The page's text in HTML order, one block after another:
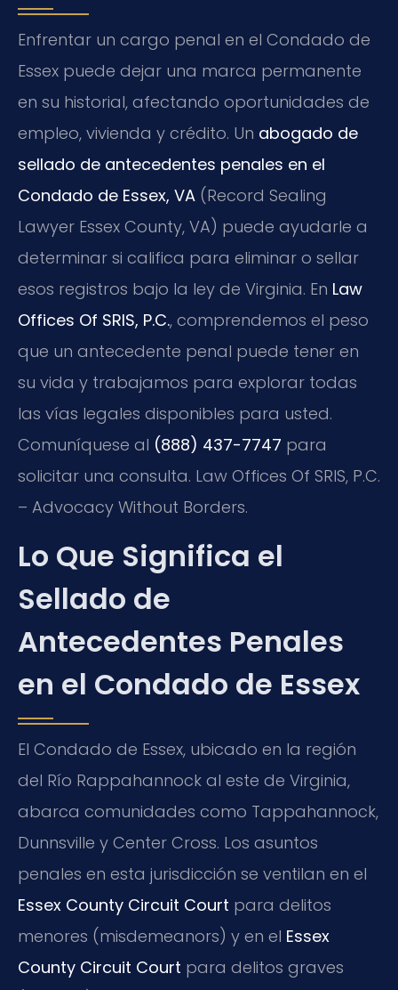
Enfrentar un cargo penal en el Condado de
Essex puede dejar una marca permanente
en su historial, afectando oportunidades de
empleo, vivienda y crédito. Un abogado de
sellado de antecedentes penales en el
Condado de Essex, VA (Record Sealing
Lawyer Essex County, VA) puede ayudarle a
determinar si califica para eliminar o sellar
esos registros bajo la ley de Virginia. En Law
Offices Of SRIS, P.C., comprendemos el peso
que un antecedente penal puede tener en
su vida y trabajamos para explorar todas
las vías legales disponibles para usted.
Comuníquese al (888) 437-7747 para
solicitar una consulta. Law Offices Of SRIS, P.C.
– Advocacy Without Borders.
Lo Que Significa el
Sellado de
Antecedentes Penales
en el Condado de Essex
El Condado de Essex, ubicado en la región
del Río Rappahannock al este de Virginia,
abarca comunidades como Tappahannock,
Dunnsville y Center Cross. Los asuntos
penales en esta jurisdicción se ventilan en el
Essex County Circuit Court para delitos
menores (misdemeanors) y en el Essex
County Circuit Court para delitos graves